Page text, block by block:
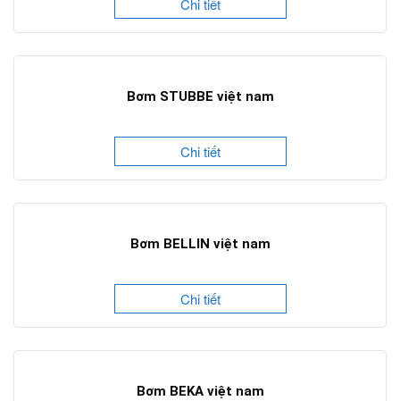
Chi tiết
Bơm STUBBE việt nam
Chi tiết
Bơm BELLIN việt nam
Chi tiết
Bơm BEKA việt nam